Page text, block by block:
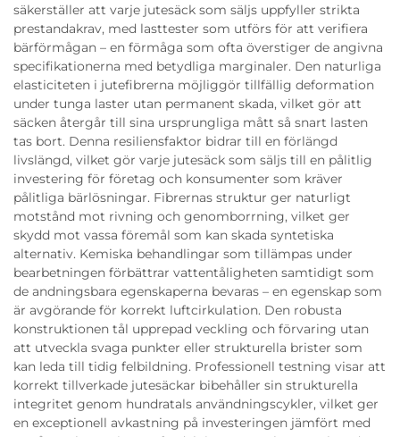
säkerställer att varje jutesäck som säljs uppfyller strikta
prestandakrav, med lasttester som utförs för att verifiera
bärförmågan – en förmåga som ofta överstiger de angivna
specifikationerna med betydliga marginaler. Den naturliga
elasticiteten i jutefibrerna möjliggör tillfällig deformation
under tunga laster utan permanent skada, vilket gör att
säcken återgår till sina ursprungliga mått så snart lasten
tas bort. Denna resiliensfaktor bidrar till en förlängd
livslängd, vilket gör varje jutesäck som säljs till en pålitlig
investering för företag och konsumenter som kräver
pålitliga bärlösningar. Fibrernas struktur ger naturligt
motstånd mot rivning och genomborrning, vilket ger
skydd mot vassa föremål som kan skada syntetiska
alternativ. Kemiska behandlingar som tillämpas under
bearbetningen förbättrar vattentåligheten samtidigt som
de andningsbara egenskaperna bevaras – en egenskap som
är avgörande för korrekt luftcirkulation. Den robusta
konstruktionen tål upprepad veckling och förvaring utan
att utveckla svaga punkter eller strukturella brister som
kan leda till tidig felbildning. Professionell testning visar att
korrekt tillverkade jutesäckar bibehåller sin strukturella
integritet genom hundratals användningscykler, vilket ger
en exceptionell avkastning på investeringen jämfört med